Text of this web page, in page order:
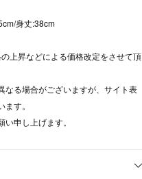
身丈:38cm
上昇などによる価格改定をさせて頂
なる場合がございますが、サイト表
す。
申し上げます。